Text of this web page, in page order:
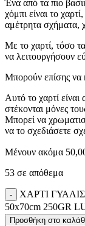
Ένα από τα πιο
χόμπι είναι το
αμέτρητα σχήματα,
Με το χαρτί, τόσο
να λειτουργήσουν
Μπορούν επίσης να
Αυτό το χαρτί
στέκονται μόνες
Μπορεί να
να το σχεδιάσετε
Μένουν ακόμα
53 σε απόθεμα
ΧΑΡΤΙ
50x70cm 250GR
Προσθήκη στο